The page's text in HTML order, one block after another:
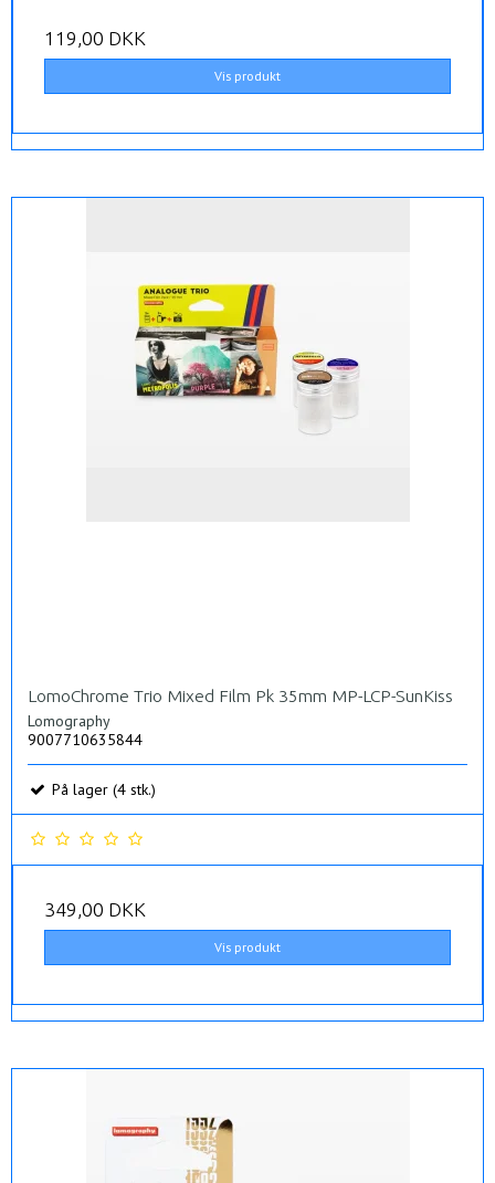
119,00 DKK
Vis produkt
LomoChrome Trio Mixed Film Pk 35mm MP-LCP-SunKiss
Lomography
9007710635844
På lager (4 stk.)
349,00 DKK
Vis produkt